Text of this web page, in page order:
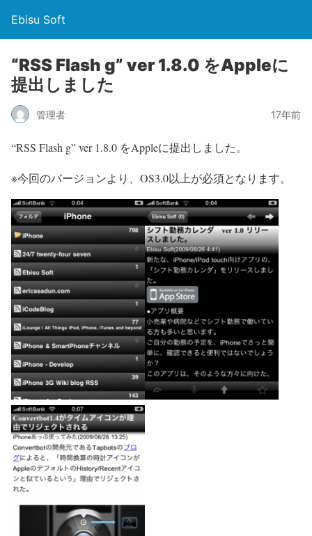
Ebisu Soft
“RSS Flash g” ver 1.8.0 をAppleに
提出しました
管理者 17年前
“RSS Flash g” ver 1.8.0 をAppleに提出しました。
※今回のバージョンより、OS3.0以上が必須となります。